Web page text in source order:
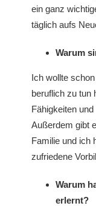
ein ganz
täglich aufs
Warum
Ich wollte
beruflich zu tun
Fähigkeiten
Außerdem gibt
Familie und ich
zufriedene
Warum
erlernt?